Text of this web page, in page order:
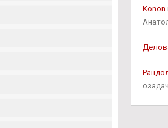
Konon